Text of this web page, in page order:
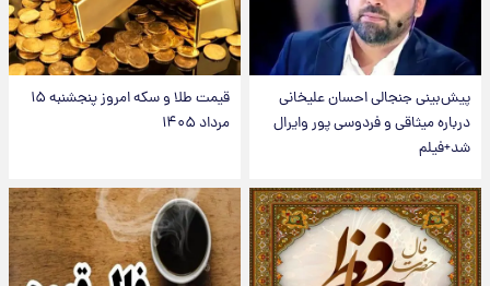
پیش‌بینی جنجالی احسان علیخانی
درباره میثاقی و فردوسی پور وایرال
شد+فیلم
قیمت طلا و سکه امروز پنجشنبه ۱۵
مرداد ۱۴۰۵